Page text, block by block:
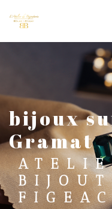
bijoux
Gramat